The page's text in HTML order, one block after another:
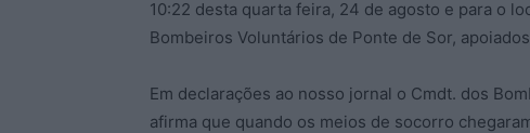
10:22 desta quarta feira, 24 de agosto e para o
Bombeiros Voluntários de Ponte de Sor,
Em declarações ao nosso jornal o Cmdt. dos
afirma que quando os meios de socorro